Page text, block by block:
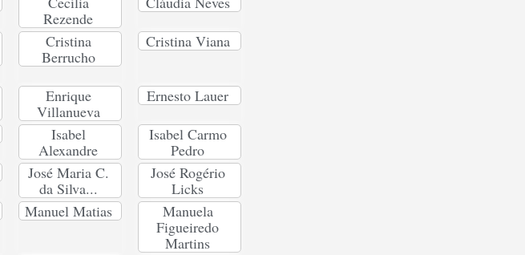
Rezende
Cristina
Berrucho
Cristina Viana
Enrique
Villanueva
Ernesto Lauer
Isabel
Alexandre
Isabel Carmo
Pedro
José Maria C.
da Silva...
José Rogério
Licks
Manuel Matias
Manuela
Figueiredo
Martins